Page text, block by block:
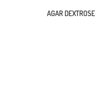
AGAR